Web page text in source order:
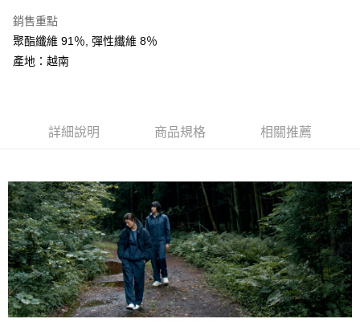
相關說明
【關於「AFTEE先享後付」】
AFTEE先享後付是「在收到商品之後才付款」的支付方式。 讓您購物簡單
２．訂單成立數日內，您將收到繳費通知簡訊。
３．收到繳費通知簡訊後14天內，點擊此簡訊中的連結，可透過四大超商／
ATM／網路銀行／等多元方式進行付款，方視為交易完成。
※ 請注意：結帳手續完成當下不需立刻繳費，但若您需要取消訂單，請聯絡
購買商品的店家。未經商家同意取消之訂單仍視為有效，需透過AFTEE先享
後付繳納相關費用。
※ 交易是否成功請以「AFTEE先享後付 」之結帳頁面顯示為準，若有關於
是否繳費成功／繳費後需取消欲退款等相關疑問，請聯繫「AFTEE先享後付
客戶支援中心」https://netprotections.freshdesk.com/support/home
ATM付款
每筆NT$60，滿NT$599(含以上)免運費
每筆NT$60，滿NT$599(含以上)免運費
萊爾富取貨付款
每筆NT$60，滿NT$799(含以上)免運費
付款後萊爾富取貨
每筆NT$60，滿NT$799(含以上)免運費
銷售重點
聚酯纖維 91％, 彈性纖維 8％
產地：越南
詳細說明 商品規格 相關推薦